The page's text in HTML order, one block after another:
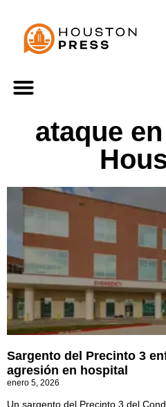
ataque
Sargento del Precinto 3
agresión en hospital
enero 5, 2026
Un sargento del Precinto 3 del